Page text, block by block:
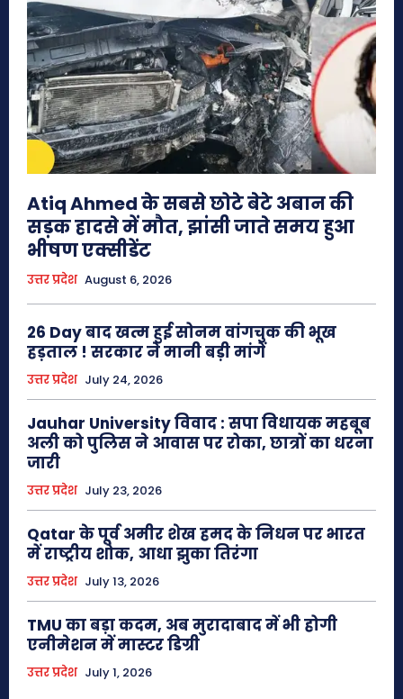
Atiq Ahmed के सबसे छोटे बेटे अबान की
सड़क हादसे में मौत, झांसी जाते समय हुआ
भीषण एक्सीडेंट
उत्तर प्रदेश August 6, 2026
26 Day बाद खत्म हुई सोनम वांगचुक की भूख
हड़ताल ! सरकार ने मानी बड़ी मांगें
उत्तर प्रदेश July 24, 2026
Jauhar University विवाद : सपा विधायक महबूब
अली को पुलिस ने आवास पर रोका, छात्रों का धरना
जारी
उत्तर प्रदेश July 23, 2026
Qatar के पूर्व अमीर शेख हमद के निधन पर भारत
में राष्ट्रीय शोक, आधा झुका तिरंगा
उत्तर प्रदेश July 13, 2026
TMU का बड़ा कदम, अब मुरादाबाद में भी होगी
एनीमेशन में मास्टर डिग्री
उत्तर प्रदेश July 1, 2026